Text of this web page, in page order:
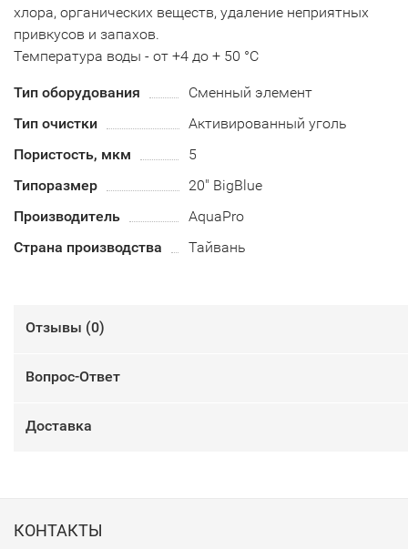
хлора, органических веществ, удаление неприятных
привкусов и запахов.
Температура воды - от +4 до + 50 °С
Тип оборудования
Сменный элемент
Тип очистки
Активированный уголь
Пористость, мкм
5
Типоразмер
20" BigBlue
Производитель
AquaPro
Страна производства
Тайвань
Отзывы (0)
Вопрос-Ответ
Доставка
КОНТАКТЫ